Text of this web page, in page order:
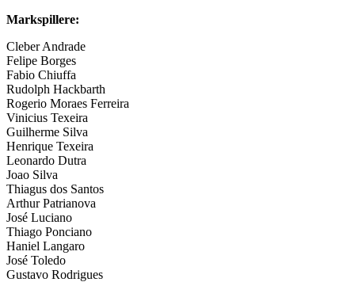
Markspillere:
Cleber Andrade
Felipe Borges
Fabio Chiuffa
Rudolph Hackbarth
Rogerio Moraes Ferreira
Vinicius Texeira
Guilherme Silva
Henrique Texeira
Leonardo Dutra
Joao Silva
Thiagus dos Santos
Arthur Patrianova
José Luciano
Thiago Ponciano
Haniel Langaro
José Toledo
Gustavo Rodrigues